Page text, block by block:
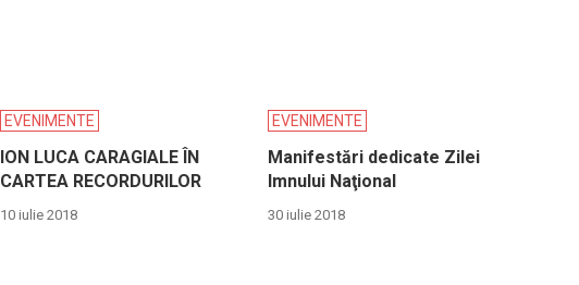
EVENIMENTE
ION LUCA CARAGIALE ÎN
CARTEA RECORDURILOR
10 iulie 2018
EVENIMENTE
Manifestări dedicate Zilei
Imnului Naţional
30 iulie 2018